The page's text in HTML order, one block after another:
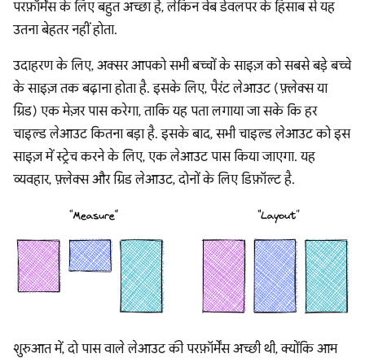
परफ़ॉर्मेंस के लिए बहुत अच्छा है, लेकिन वेब डेवलपर के हिसाब से यह
उतना बेहतर नहीं होता.
उदाहरण के लिए, अक्सर आपको सभी बच्चों के साइज़ को सबसे बड़े बच्चे
के साइज़ तक बढ़ाना होता है. इसके लिए, पैरंट लेआउट (फ़्लेक्स या
ग्रिड) एक मेज़र पास करेगा, ताकि यह पता लगाया जा सके कि हर
चाइल्ड लेआउट कितना बड़ा है. इसके बाद, सभी चाइल्ड लेआउट को इस
साइज़ में स्ट्रेच करने के लिए, एक लेआउट पास किया जाएगा. यह
व्यवहार, फ़्लेक्स और ग्रिड लेआउट, दोनों के लिए डिफ़ॉल्ट है.
शुरुआत में, दो पास वाले लेआउट की परफ़ॉर्मेंस अच्छी थी, क्योंकि आम